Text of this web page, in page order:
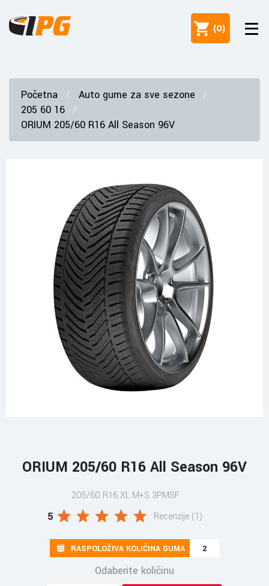
(0)
Početna
Auto gume za sve sezone
205 60 16
ORIUM 205/60 R16 All Season 96V
ORIUM 205/60 R16 All Season 96V
205/60 R16 XL M+S 3PMSF
5 Recenzije (1)
RASPOLOŽIVA KOLIČINA GUMA 2
Odaberite količinu